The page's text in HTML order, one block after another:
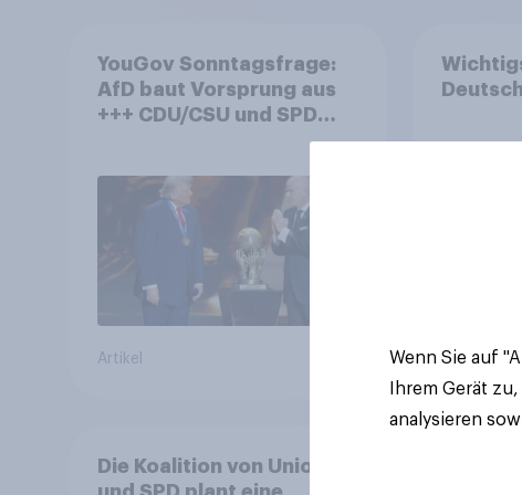
YouGov Sonntagsfrage:
AfD baut Vorsprung aus
+++ CDU/CSU und SPD
historisch niedrig +++
wünschen sich Fußball-
WM ohne Politik
Artikel Tracker
Die Koalition von Union
Wenn Sie auf
Ihrem Gerät
analysieren